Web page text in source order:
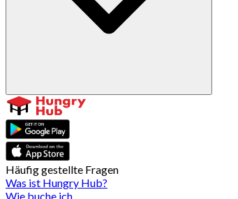
Häufig gestellte Fragen
Was ist Hungry Hub?
Wie buche ich